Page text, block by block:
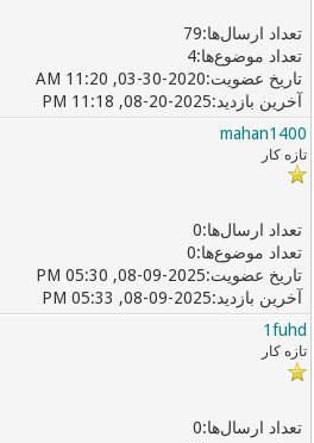
79
4
03-30-2020, 11:20 AM
08-20-2025, 11:18 PM
mahan1400
تازه کار
0
0
08-09-2025, 05:30 PM
08-09-2025, 05:33 PM
1fuhd
تازه کار
0